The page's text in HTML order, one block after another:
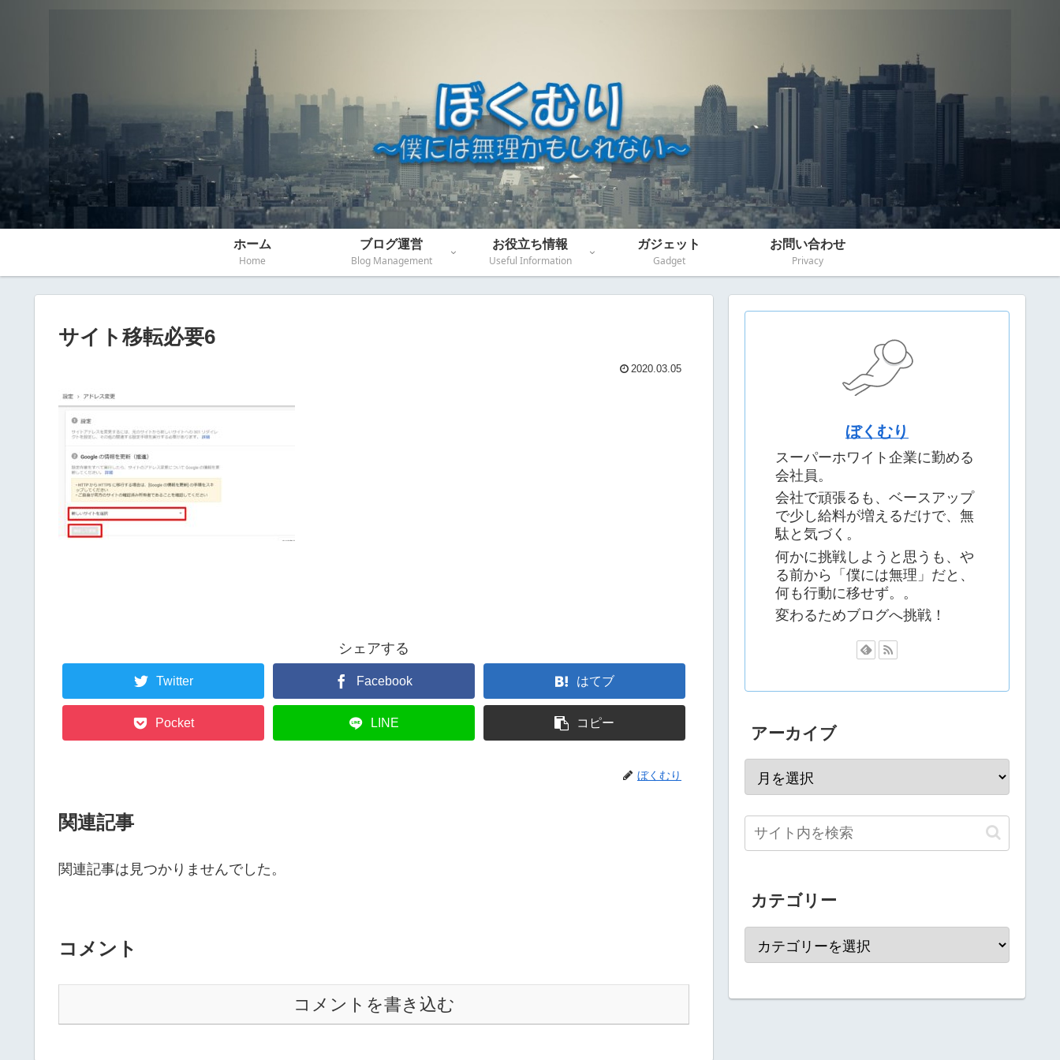
ホーム
Home
ブログ運営
Blog Management
お役立ち情報
Useful Information
ガジェット
Gadget
お問い合わせ
Privacy
サイト移転必要6
2020.03.05
シェアする
Twitter Facebook はてブ
Pocket LINE コピー
ぼくむり
関連記事
関連記事は見つかりませんでした。
コメント
コメントを書き込む
ぼくむり
スーパーホワイト企業に勤める
会社員。
会社で頑張るも、ベースアップ
で少し給料が増えるだけで、無
駄と気づく。
何かに挑戦しようと思うも、や
る前から「僕には無理」だと、
何も行動に移せず。。
変わるためブログへ挑戦！
アーカイブ
カテゴリー